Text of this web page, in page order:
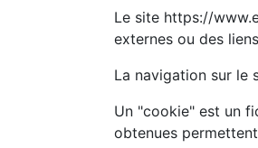
Le site https://
externes ou des
La navigation sur le
Un "cookie" est un
obtenues